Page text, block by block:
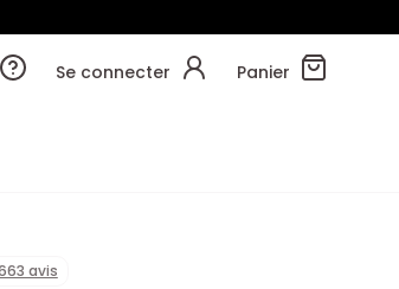
Se connecter Panier
avis